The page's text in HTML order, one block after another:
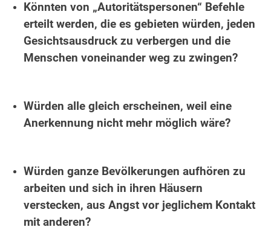
Könnten von „Autoritätspersonen“ Befehle
erteilt werden, die es gebieten würden, jeden
Gesichtsausdruck zu verbergen und die
Menschen voneinander weg zu zwingen?
Würden alle gleich erscheinen, weil eine
Anerkennung nicht mehr möglich wäre?
Würden ganze Bevölkerungen aufhören zu
arbeiten und sich in ihren Häusern
verstecken, aus Angst vor jeglichem Kontakt
mit anderen?